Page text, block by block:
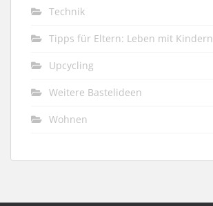
Technik
Tipps für Eltern: Leben mit Kindern
Upcycling
Weitere Bastelideen
Wohnen